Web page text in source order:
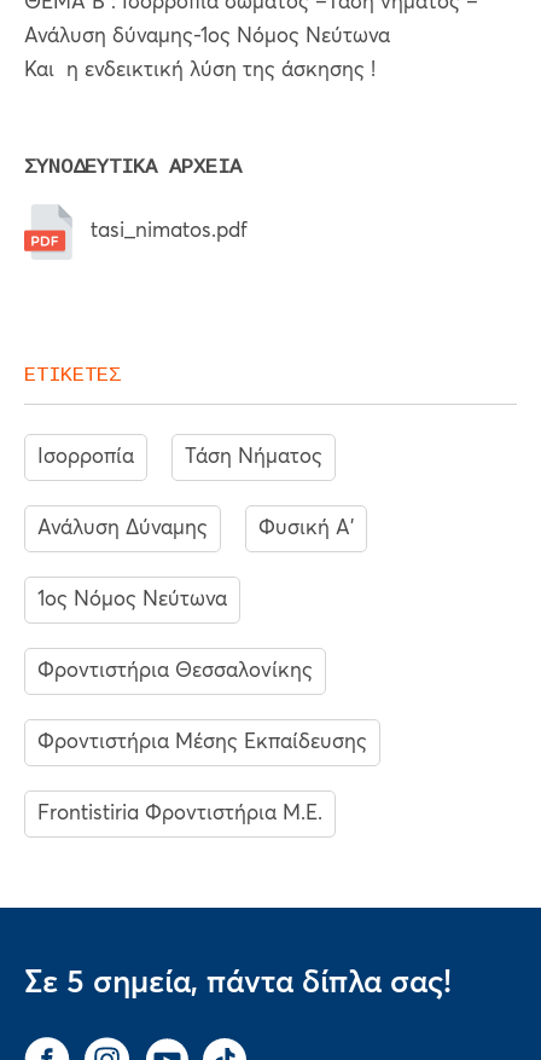
Ανάλυση δύναμης-1ος Νόμος Νεύτωνα
Και η ενδεικτική λύση της άσκησης !
ΣΥΝΟΔΕΥΤΙΚΑ ΑΡΧΕΙΑ
tasi_nimatos.pdf
ΕΤΙΚΕΤΕΣ
Ισορροπία Τάση Νήματος
Ανάλυση Δύναμης Φυσική Α'
1ος Νόμος Νεύτωνα
Φροντιστήρια Θεσσαλονίκης
Φροντιστήρια Μέσης Εκπαίδευσης
Frontistiria Φροντιστήρια Μ.Ε.
Σε 5 σημεία, πάντα δίπλα σας!